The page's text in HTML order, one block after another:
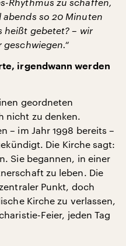
so 20 Minuten
heißt gebetet? – wir
irgendwann werden
geordneten
nicht zu denken.
– im Jahr 1998 bereits –
Die Kirche sagt:
Sie begannen, in einer
zu leben. Die
Punkt, doch
Kirche zu verlassen,
Feier, jeden Tag